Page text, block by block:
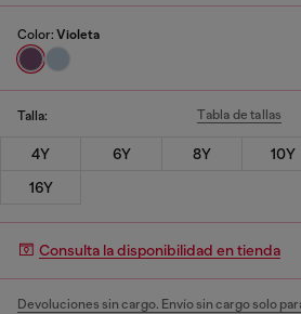
Color: Violeta
Talla: Tabla de tallas
4Y 6Y 8Y 10Y
16Y
Consulta la disponibilidad en tienda
Devoluciones sin cargo. Envío sin cargo solo